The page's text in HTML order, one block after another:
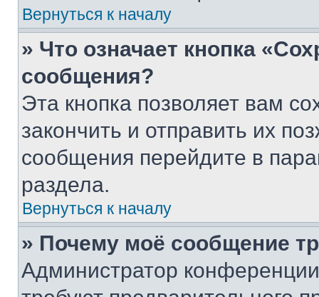
Вернуться к началу
» Что означает кнопка
сообщения?
Эта кнопка позволяет вам
закончить и отправить их
сообщения перейдите в
раздела.
Вернуться к началу
» Почему моё сообщение
Администратор